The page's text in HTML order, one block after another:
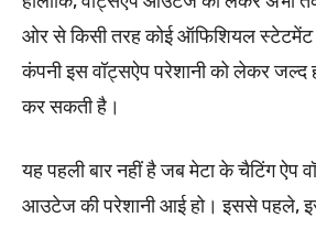
ओर से किसी तरह कोई ऑफिशियल स्टेटमेंट
कंपनी इस वॉट्सऐप परेशानी को लेकर जल्द
कर सकती है।
यह पहली बार नहीं है जब मेटा के चैटिंग ऐप
आउटेज की परेशानी आई हो। इससे पहले,